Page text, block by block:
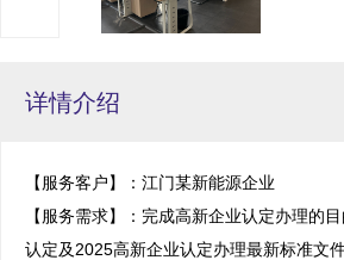
详情介绍
【服务客户】：江门某新能源企业
【服务需求】：完成高新企业认定办理的
认定及2025高新企业认定办理最新标准文